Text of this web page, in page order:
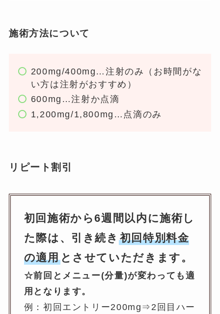
施術方法について
200mg/400mg…注射のみ（お時間がな
い方は注射がおすすめ）
600mg…注射か点滴
1,200mg/1,800mg…点滴のみ
リピート割引
初回施術から6週間以内に施術し
た際は、引き続き 初回特別料金
の適用とさせていただきます。
☆前回とメニュー(分量)が変わっても適
用となります。
例：初回エントリー200mg⇒2回目ハー